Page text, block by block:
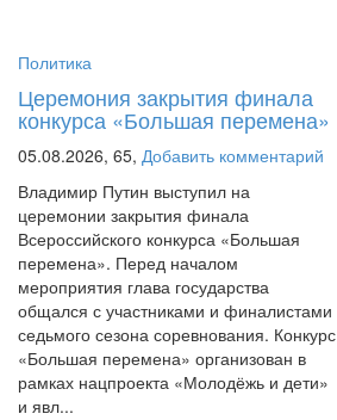
Политика
Церемония закрытия финала
конкурса «Большая перемена»
05.08.2026, 65, Добавить комментарий
Владимир Путин выступил на
церемонии закрытия финала
Всероссийского конкурса «Большая
перемена». Перед началом
мероприятия глава государства
общался с участниками и финалистами
седьмого сезона соревнования. Конкурс
«Большая перемена» организован в
рамках нацпроекта «Молодёжь и дети»
и явл...